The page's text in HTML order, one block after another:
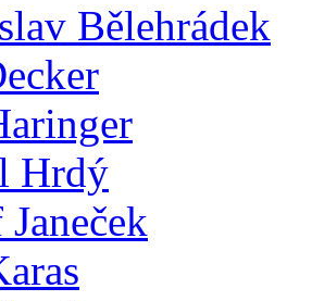
Bělehrádek
Hrdý
Janeček